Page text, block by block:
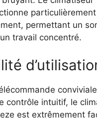
particulièrement
permettant un
travail concentré.
contrôle intuitif, le
est extrêmement